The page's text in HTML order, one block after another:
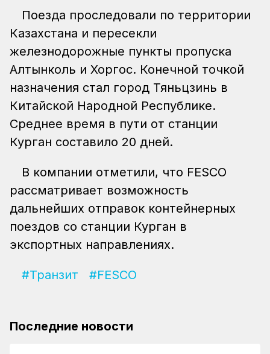
Поезда проследовали по территории
Казахстана и пересекли
железнодорожные пункты пропуска
Алтынколь и Хоргос. Конечной точкой
назначения стал город Тяньцзинь в
Китайской Народной Республике.
Среднее время в пути от станции
Курган составило 20 дней.
В компании отметили, что FESCO
рассматривает возможность
дальнейших отправок контейнерных
поездов со станции Курган в
экспортных направлениях.
#Транзит #FESCO
Последние новости